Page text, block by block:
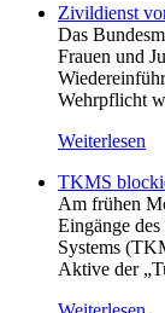
Zivildienst
Das
Frauen und
Wehrpflicht
Weiterlesen
TKMS
Am frühen
Eingänge
Systems
Aktive der